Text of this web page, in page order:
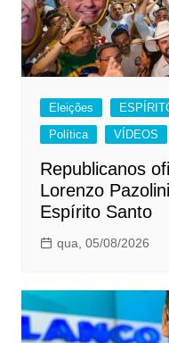
Eleições
Política
VÍDEOS
Republicanos
Lorenzo
Espírito Santo
qua, 05/08/2026